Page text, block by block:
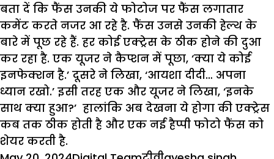
बता दें कि फैंस उनकी ये फोटोज पर फैंस लगातार
कमेंट करते नजर आ रहे है. फैंस उनसे उनकी हेल्थ के
बारे में पूछ रहे हैं. हर कोई एक्ट्रेस के ठीक होने की दुआ
कर रहा है. एक यूजर ने कैप्शन में पूछा, ‘क्या ये कोई
इनफेक्शन है.’ दूसरे ने लिखा, ‘आयशा दीदी… अपना
ध्यान रखो.’ इसी तरह एक और यूजर ने लिखा, ‘इनके
साथ क्या हुआ?’ हालांकि अब देखना ये होगा की एक्ट्रेस
कब तक ठीक होती है और एक नई हैप्पी फोटो फैंस को
शेयर करती है.